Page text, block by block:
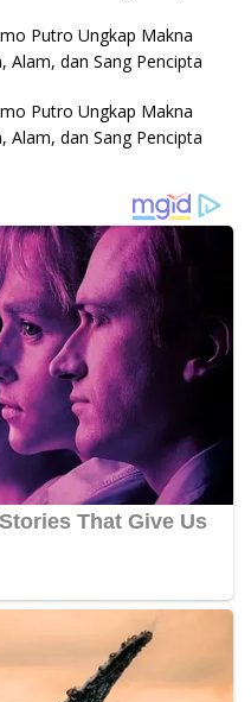
Putro Ungkap Makna
Alam, dan Sang Pencipta
Putro Ungkap Makna
Alam, dan Sang Pencipta